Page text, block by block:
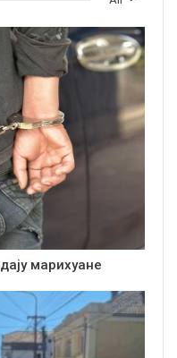
марихуане